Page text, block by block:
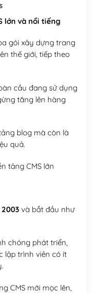
lớn và nổi tiếng
gói xây dựng trang
thế giới, tiếp theo
cầu đang sử dụng
tăng lên hàng
blog mà còn là
quả.
tảng CMS lớn
2003và bắt đầu như
chóng phát triển,
lập trình viên có ít
CMS mới mọc lên,